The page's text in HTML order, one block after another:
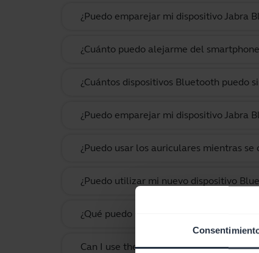
¿Puedo emparejar mi dispositivo Jabra
¿Cuánto puedo alejarme del
¿Cuántos dispositivos Bluetooth puedo
¿Puedo emparejar mi dispositivo Jabra
¿Puedo usar los auriculares mientras se
¿Puedo utilizar mi nuevo dispositivo
¿Qué puedo hacer si los pasos de
Can I use the supplied USB charging